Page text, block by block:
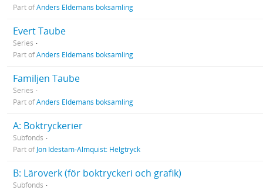
Part ofAnders Eldemans boksamling
Evert Taube
Series
Part ofAnders Eldemans boksamling
Familjen Taube
Series
Part ofAnders Eldemans boksamling
A: Boktryckerier
Subfonds
Part ofJon Idestam-Almquist: Helgtryck
B: Läroverk (för boktryckeri och grafik)
Subfonds